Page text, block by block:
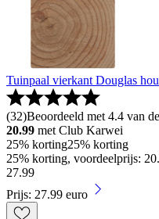
Tuinpaal vierkant Douglas
(32)Beoordeeld met 4.4 van
20.99 met Club Karwei
25% korting25% korting
25% korting, voordeelprijs:
27.99
Prijs: 27.99 euro